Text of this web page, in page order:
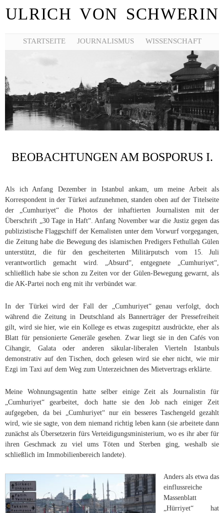
ULRICH VON SCHWERIN
STARTSEITE JOURNALISMUS WISSENSCHAFT
BEOBACHTUNGEN AM BOSPORUS I.
Als ich Anfang Dezember in Istanbul ankam, um meine Arbeit als
Korrespondent in der Türkei aufzunehmen, standen oben auf der Titelseite
der „Cumhuriyet“ die Photos der inhaftierten Journalisten mit der
Überschrift „30 Tage in Haft“. Anfang November war die Justiz gegen das
publizistische Flaggschiff der Kemalisten unter dem Vorwurf vorgegangen,
die Zeitung habe die Bewegung des islamischen Predigers Fethullah Gülen
unterstützt, die für den gescheiterten Militärputsch vom 15. Juli
verantwortlich gemacht wird. „Absurd“, entgegnete „Cumhuriyet“,
schließlich habe sie schon zu Zeiten vor der Gülen-Bewegung gewarnt, als
die AK-Partei noch eng mit ihr verbündet war.
In der Türkei wird der Fall der „Cumhuriyet“ genau verfolgt, doch
während die Zeitung in Deutschland als Bannerträger der Pressefreiheit
gilt, wird sie hier, wie ein Kollege es etwas zugespitzt ausdrückte, eher als
Blatt für pensionierte Generäle gesehen. Zwar liegt sie in den Cafés von
Cihangir, Galata oder anderen säkular-liberalen Vierteln Istanbuls
demonstrativ auf den Tischen, doch gelesen wird sie eher nicht, wie mir
Ezgi im Taxi auf dem Weg zum Unterzeichnen des Mietvertrags erklärte.
Meine Wohnungsagentin hatte selber einige Zeit als Journalistin für
„Cumhuriyet“ gearbeitet, doch hatte sie den Job nach einiger Zeit
aufgegeben, da bei „Cumhuriyet“ nur ein besseres Taschengeld gezahlt
wird, wie sie sagte, von dem niemand richtig leben kann (sie arbeitete dann
zunächst als Übersetzerin fürs Verteidigungsministerium, wo es ihr aber für
ihren Geschmack zu viel ums Töten und Sterben ging, weshalb sie
schließlich im Immobilienbereich landete).
Anders als etwa das
einflussreiche
Massenblatt
„Hürriyet“ hat